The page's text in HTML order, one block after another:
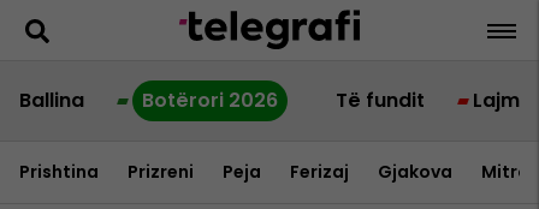
Ballina Botërori 2026 Të fundit Lajme
Prishtina Prizreni Peja Ferizaj Gjakova